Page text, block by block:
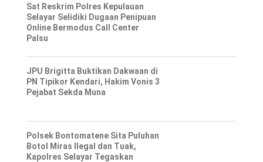
Sat Reskrim Polres Kepulauan
Selayar Selidiki Dugaan Penipuan
Online Bermodus Call Center
Palsu
JPU Brigitta Buktikan Dakwaan di
PN Tipikor Kendari, Hakim Vonis 3
Pejabat Sekda Muna
Polsek Bontomatene Sita Puluhan
Botol Miras Ilegal dan Tuak,
Kapolres Selayar Tegaskan